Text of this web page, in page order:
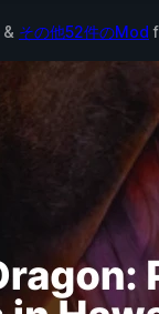
& その他52件のMod